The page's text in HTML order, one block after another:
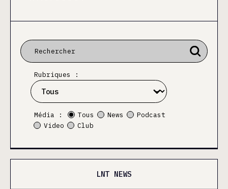
Rubriques :
Média : Tous News
Podcast
Video
Club
LNT NEWS